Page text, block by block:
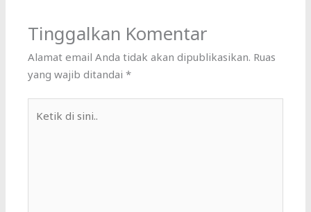
Tinggalkan Komentar
Alamat email Anda tidak akan dipublikasikan. Ruas
yang wajib ditandai*